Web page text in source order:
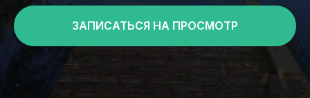
ЗАПИСАТЬСЯ НА ПРОСМОТР